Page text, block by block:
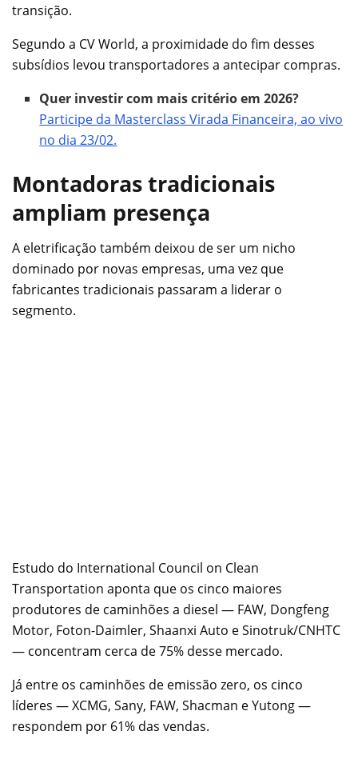
transição.
Segundo a CV World, a proximidade do fim desses
subsídios levou transportadores a antecipar compras.
Quer investir com mais critério em 2026?
Participe da Masterclass Virada Financeira, ao vivo
no dia 23/02.
Montadoras tradicionais
ampliam presença
A eletrificação também deixou de ser um nicho
dominado por novas empresas, uma vez que
fabricantes tradicionais passaram a liderar o
segmento.
Estudo do International Council on Clean
Transportation aponta que os cinco maiores
produtores de caminhões a diesel — FAW, Dongfeng
Motor, Foton-Daimler, Shaanxi Auto e Sinotruk/CNHTC
— concentram cerca de 75% desse mercado.
Já entre os caminhões de emissão zero, os cinco
líderes — XCMG, Sany, FAW, Shacman e Yutong —
respondem por 61% das vendas.